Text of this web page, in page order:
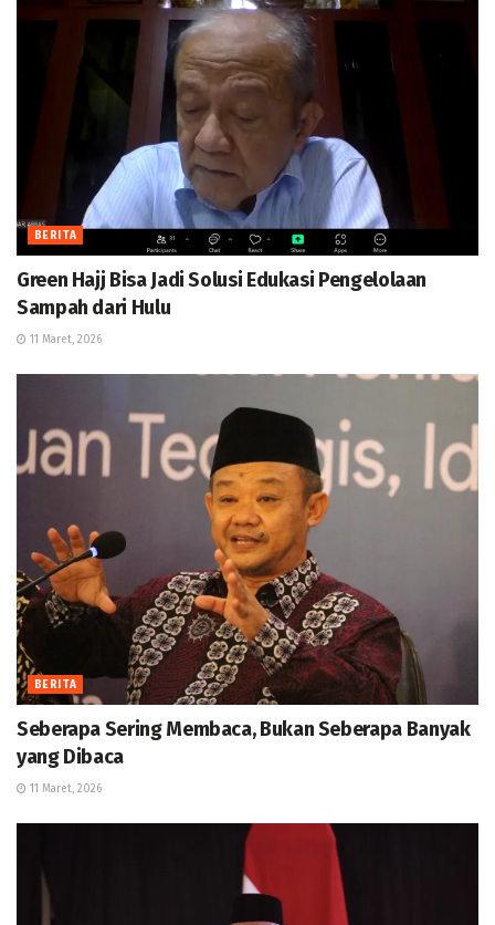
BERITA
Green Hajj Bisa Jadi Solusi Edukasi Pengelolaan
Sampah dari Hulu
11 Maret, 2026
BERITA
Seberapa Sering Membaca, Bukan Seberapa Banyak
yang Dibaca
11 Maret, 2026